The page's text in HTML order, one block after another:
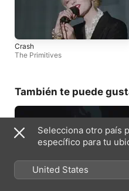
Crash
The Primitives
También te puede
Ares
Selecciona otro país
específico para tu
United States